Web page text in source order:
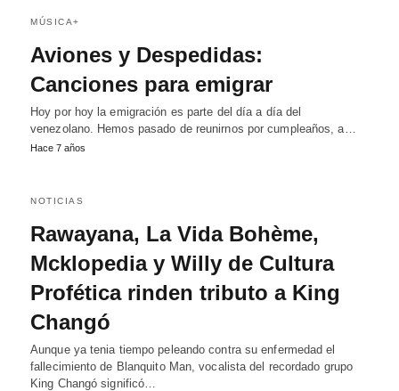
MÚSICA+
Aviones y Despedidas:
Canciones para emigrar
Hoy por hoy la emigración es parte del día a día del
venezolano. Hemos pasado de reunirnos por cumpleaños, a…
Hace 7 años
NOTICIAS
Rawayana, La Vida Bohème,
Mcklopedia y Willy de Cultura
Profética rinden tributo a King
Changó
Aunque ya tenia tiempo peleando contra su enfermedad el
fallecimiento de Blanquito Man, vocalista del recordado grupo
King Changó significó…